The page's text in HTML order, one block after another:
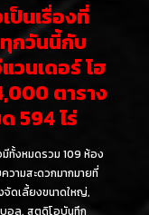
ป็นเรื่องที่
กวันนี้กับ
นเดอร์ โฮ
ตาราง
594 ไร่
ทั้งหมดรวม 109 ห้อง
วามสะดวกมากมายที่
จัดเลี้ยงขนาดใหญ่,
บอล, สตูดิโอบันทึก